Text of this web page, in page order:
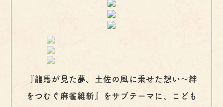
『龍馬が見た夢、土佐の風に乗せた想い～絆
をつむぐ麻雀維新』をサブテーマに、こども